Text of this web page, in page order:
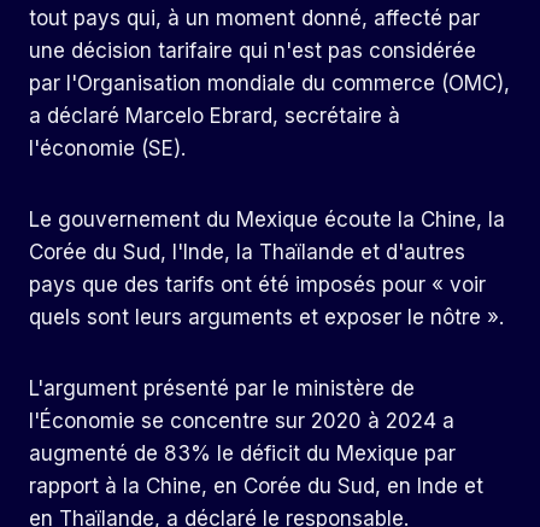
tout pays qui, à un moment donné, affecté par
une décision tarifaire qui n'est pas considérée
par l'Organisation mondiale du commerce (OMC),
a déclaré Marcelo Ebrard, secrétaire à
l'économie (SE).
Le gouvernement du Mexique écoute la Chine, la
Corée du Sud, l'Inde, la Thaïlande et d'autres
pays que des tarifs ont été imposés pour « voir
quels sont leurs arguments et exposer le nôtre ».
L'argument présenté par le ministère de
l'Économie se concentre sur 2020 à 2024 a
augmenté de 83% le déficit du Mexique par
rapport à la Chine, en Corée du Sud, en Inde et
en Thaïlande, a déclaré le responsable.